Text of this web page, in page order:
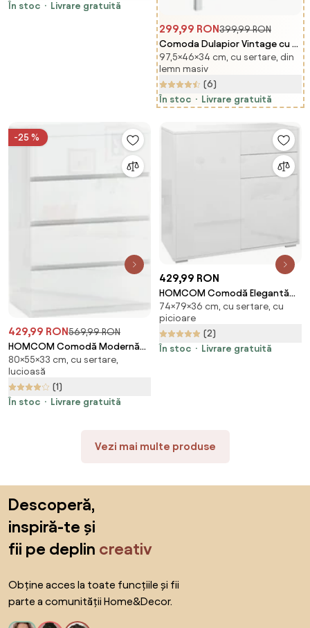
Aosom Romania
În stoc
Livrare gratuită
299,99 RON399,99 RON
Comoda Dulapior Vintage cu 5
Sertare Fantezie,
46x34x97.5cm HOMCOM |
Aosom Romania
97,5×46×34 cm, cu sertare, din
lemn masiv
(6)
În stoc
Livrare gratuită
-25 %
429,99 RON569,99 RON
HOMCOM Comodă Modernă
cu 4 Sertare Anti-Răsturnare,
Comodă din Pal Melaminat,
55x33x80 cm, Alb Lucios |
Aosom Romania
80×55×33 cm, cu sertare,
lucioasă
(1)
În stoc
Livrare gratuită
429,99 RON
HOMCOM Comodă Elegantă
cu Deschidere Touch, 2
Dulapuri și 2 Sertare, pentru
Living și Dormitor, 79x36x74cm,
Alb Lucios | Aosom Romania
74×79×36 cm, cu sertare, cu
picioare
(2)
În stoc
Livrare gratuită
Vezi mai multe produse
Descoperă,
inspiră-te și
fii pe deplin creativ
Obține acces la toate funcțiile și fii
parte a comunității Home&Decor.